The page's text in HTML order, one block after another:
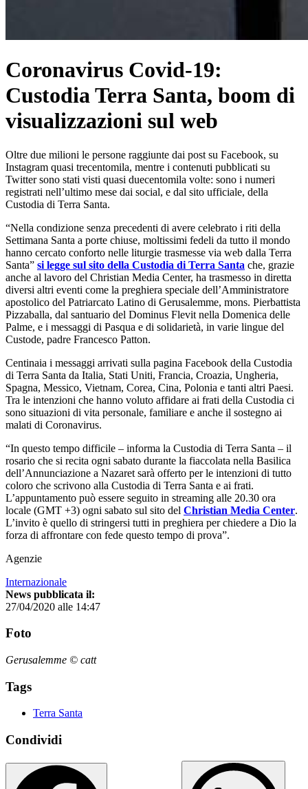
Coronavirus Covid-19:
Custodia Terra Santa, boom di
visualizzazioni sul web
Oltre due milioni le persone raggiunte dai post su Facebook, su
Instagram quasi trecentomila, mentre i contenuti pubblicati su
Twitter sono stati visti quasi duecentomila volte: sono i numeri
registrati nell’ultimo mese dai social, e dal sito ufficiale, della
Custodia di Terra Santa.
“Nella condizione senza precedenti di avere celebrato i riti della
Settimana Santa a porte chiuse, moltissimi fedeli da tutto il mondo
hanno cercato conforto nelle liturgie trasmesse via web dalla Terra
Santa” si legge sul sito della Custodia di Terra Santa che, grazie
anche al lavoro del Christian Media Center, ha trasmesso in diretta
diversi altri eventi come la preghiera speciale dell’Amministratore
apostolico del Patriarcato Latino di Gerusalemme, mons. Pierbattista
Pizzaballa, dal santuario del Dominus Flevit nella Domenica delle
Palme, e i messaggi di Pasqua e di solidarietà, in varie lingue del
Custode, padre Francesco Patton.
Centinaia i messaggi arrivati sulla pagina Facebook della Custodia
di Terra Santa da Italia, Stati Uniti, Francia, Croazia, Ungheria,
Spagna, Messico, Vietnam, Corea, Cina, Polonia e tanti altri Paesi.
Tra le intenzioni che hanno voluto affidare ai frati della Custodia ci
sono situazioni di vita personale, familiare e anche il sostegno ai
malati di Coronavirus.
“In questo tempo difficile – informa la Custodia di Terra Santa – il
rosario che si recita ogni sabato durante la fiaccolata nella Basilica
dell’Annunciazione a Nazaret sarà offerto per le intenzioni di tutto
coloro che scrivono alla Custodia di Terra Santa e ai frati.
L’appuntamento può essere seguito in streaming alle 20.30 ora
locale (GMT +3) ogni sabato sul sito del Christian Media Center.
L’invito è quello di stringersi tutti in preghiera per chiedere a Dio la
forza di affrontare con fede questo tempo di prova”.
Agenzie
Internazionale
News pubblicata il:
27/04/2020 alle 14:47
Foto
Gerusalemme © catt
Tags
Terra Santa
Condividi